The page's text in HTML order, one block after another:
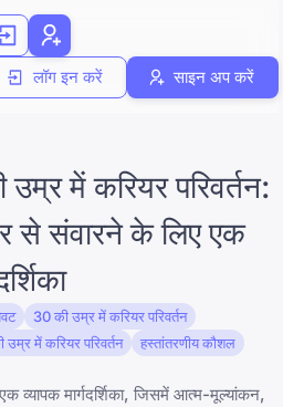
लॉग इन करें साइन अप करें
में करियर परिवर्तन:
से संवारने के लिए एक
30 की उम्र में करियर परिवर्तन
उम्र में करियर परिवर्तन
हस्तांतरणीय कौशल
व्यापक मार्गदर्शिका, जिसमें आत्म-मूल्यांकन,